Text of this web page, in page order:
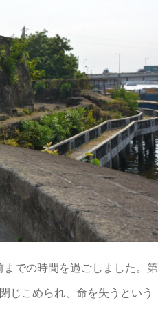
での時間を過ごしました。第
じこめられ、命を失うという